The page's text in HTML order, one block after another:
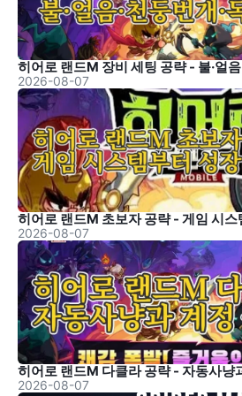
히어로 랜드M 장비 세팅 공략 - 불·얼
2026-08-07
히어로 랜드M 초보자 공략 - 게임 시스
2026-08-07
히어로 랜드M 다클라 공략 - 자동사냥
2026-08-07